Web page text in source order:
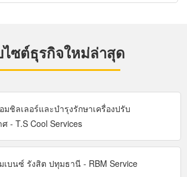
ไซต์ธุรกิจใหม่ล่าสุด
มชิลเลอร์และบำรุงรักษาเครื่องปรับ
ศ - T.S Cool Services
เบนซ์ รังสิต ปทุมธานี - RBM Service